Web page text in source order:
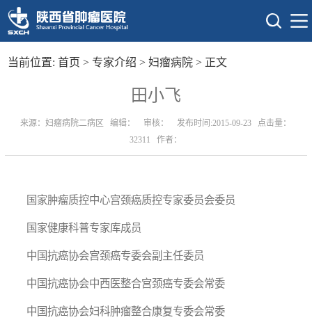
当前位置:首页 > 专家介绍 >妇瘤病院 > 正文
田小飞
来源：妇瘤病院二病区 编辑： 审核： 发布时间:2015-09-23 点击量：
32311
作者：
国家肿瘤质控中心宫颈癌质控专家委员会委员
国家健康科普专家库成员
中国抗癌协会宫颈癌专委会副主任委员
中国抗癌协会中西医整合宫颈癌专委会常委
中国抗癌协会妇科肿瘤整合康复专委会常委